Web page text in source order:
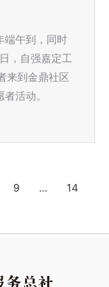
端午到，同时
，自强嘉定工
来到金鼎社区
活动。
9 …
14